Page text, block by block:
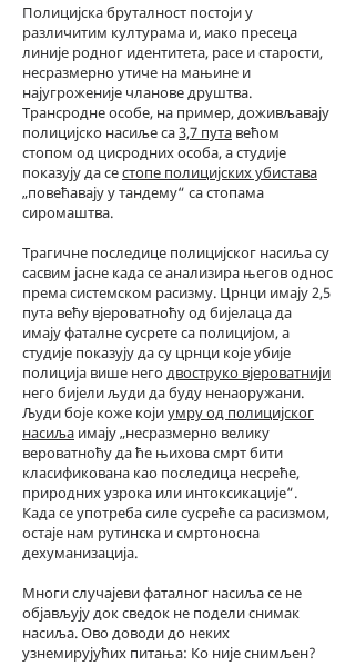
Полицијска бруталност постоји у
различитим културама и, иако пресеца
линије родног идентитета, расе и старости,
несразмерно утиче на мањине и
најугроженије чланове друштва.
Трансродне особе, на пример, доживљавају
полицијско насиље са3,7 пута већом
стопом од цисродних особа, а студије
показују да сестопе полицијских убистава
„повећавају у тандему“ са стопама
сиромаштва.
Трагичне последице полицијског насиља су
сасвим јасне када се анализира његов однос
према системском расизму. Црнци имају 2,5
пута већу вјероватноћу од бијелаца да
имају фаталне сусрете са полицијом, а
студије показују да су црнци које убије
полиција више негодвоструко вјероватнији
него бијели људи да буду ненаоружани.
Људи боје коже којиумру од полицијског
насиља имају „несразмерно велику
вероватноћу да ће њихова смрт бити
класификована као последица несреће,
природних узрока или интоксикације“.
Када се употреба силе сусреће са расизмом,
остаје нам рутинска и смртоносна
дехуманизација.
Многи случајеви фаталног насиља се не
објављују док сведок не подели снимак
насиља. Ово доводи до неких
узнемирујућих питања: Ко није снимљен?